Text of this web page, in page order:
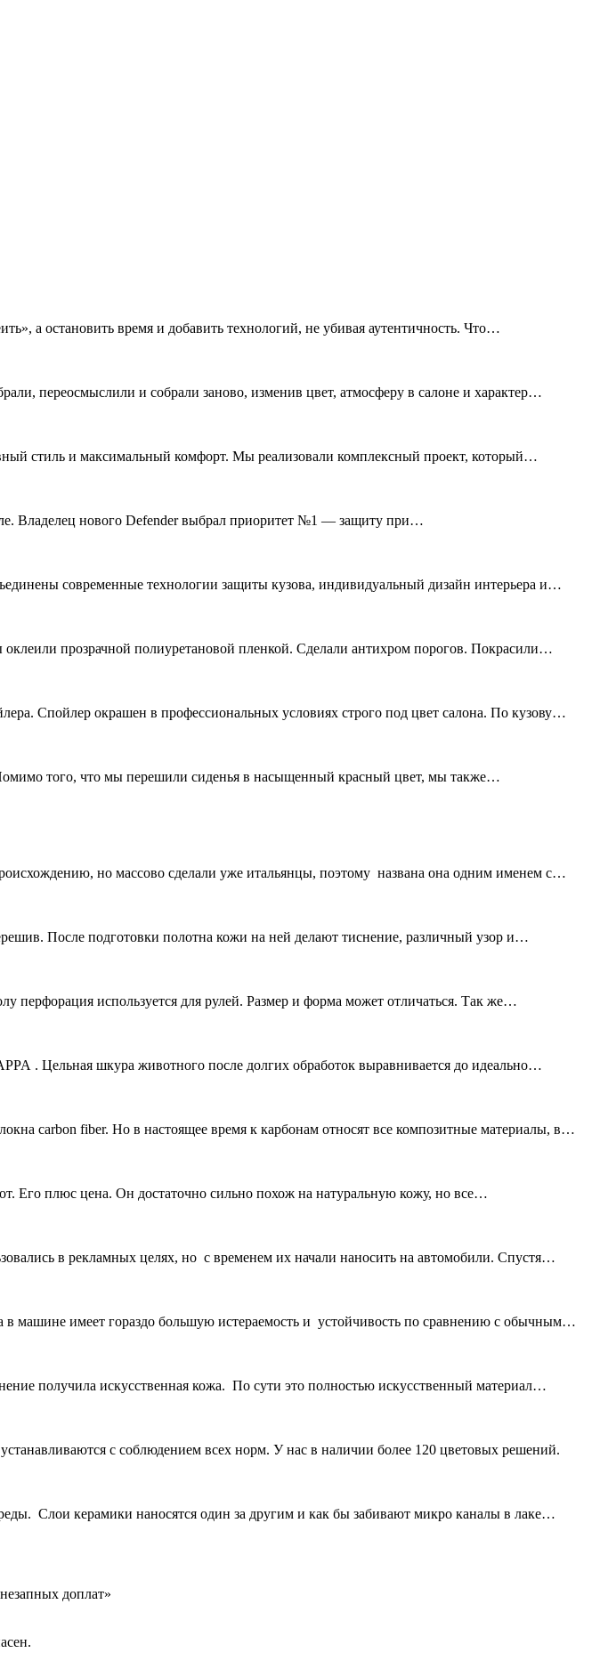
а остановить время и добавить технологий, не убивая аутентичность. Что…
переосмыслили и собрали заново, изменив цвет, атмосферу в салоне и характер
стиль и максимальный комфорт. Мы реализовали комплексный проект, который
Владелец нового Defender выбрал приоритет №1 — защиту при…
современные технологии защиты кузова, индивидуальный дизайн интерьера и
прозрачной полиуретановой пленкой. Сделали антихром порогов. Покрасили
Спойлер окрашен в профессиональных условиях строго под цвет салона. По кузову…
того, что мы перешили сиденья в насыщенный красный цвет, мы также…
но массово сделали уже итальянцы, поэтому названа она одним именем с…
После подготовки полотна кожи на ней делают тиснение, различный узор и…
перфорация используется для рулей. Размер и форма может отличаться. Так же…
. Цельная шкура животного после долгих обработок выравнивается до идеально…
carbon fiber. Но в настоящее время к карбонам относят все композитные материалы, в
Его плюс цена. Он достаточно сильно похож на натуральную кожу, но все…
в рекламных целях, но с временем их начали наносить на автомобили. Спустя
машине имеет гораздо большую истераемость и устойчивость по сравнению с обычным
получила искусственная кожа. По сути это полностью искусственный материал
с соблюдением всех норм. У нас в наличии более 120 цветовых решений.
Слои керамики наносятся один за другим и как бы забивают микро каналы в лаке…
доплат»